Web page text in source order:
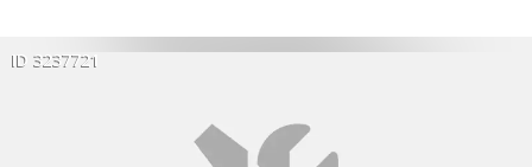
ID 3237721